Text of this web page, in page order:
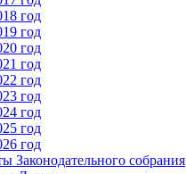
год
год
год
год
год
год
год
год
год
Законодательного собрания